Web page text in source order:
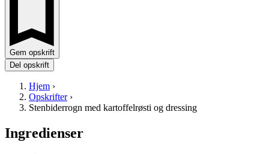
Gem opskrift
Del opskrift
Hjem ›
Opskrifter›
Stenbiderrogn med kartoffelrøsti og dressing
Ingredienser